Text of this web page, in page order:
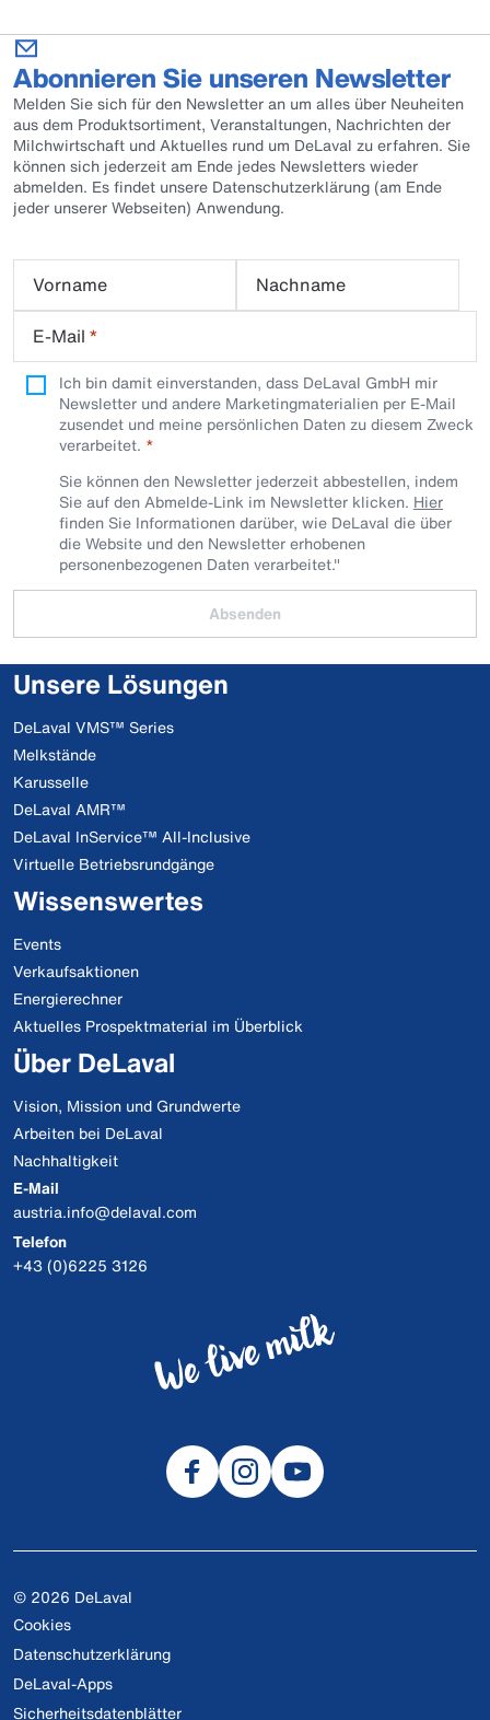
Abonnieren Sie unseren Newsletter
Melden Sie sich für den Newsletter an um alles über Neuheiten
aus dem Produktsortiment, Veranstaltungen, Nachrichten der
Milchwirtschaft und Aktuelles rund um DeLaval zu erfahren. Sie
können sich jederzeit am Ende jedes Newsletters wieder
abmelden. Es findet unsere Datenschutzerklärung (am Ende
jeder unserer Webseiten) Anwendung.
Vorname
Nachname
E-Mail *
Ich bin damit einverstanden, dass DeLaval GmbH mir
Newsletter und andere Marketingmaterialien per E-Mail
zusendet und meine persönlichen Daten zu diesem Zweck
verarbeitet.
Sie können den Newsletter jederzeit abbestellen, indem
Sie auf den Abmelde-Link im Newsletter klicken. Hier
finden Sie Informationen darüber, wie DeLaval die über
die Website und den Newsletter erhobenen
personenbezogenen Daten verarbeitet."
Absenden
Unsere Lösungen
DeLaval VMS™ Series
Melkstände
Karusselle
DeLaval AMR™
DeLaval InService™ All-Inclusive
Virtuelle Betriebsrundgänge
Wissenswertes
Events
Verkaufsaktionen
Energierechner
Aktuelles Prospektmaterial im Überblick
Über DeLaval
Vision, Mission und Grundwerte
Arbeiten bei DeLaval
Nachhaltigkeit
E-Mail
austria.info@delaval.com
Telefon
+43 (0)6225 3126
© 2026 DeLaval
Cookies
Datenschutzerklärung
DeLaval-Apps
Sicherheitsdatenblätter